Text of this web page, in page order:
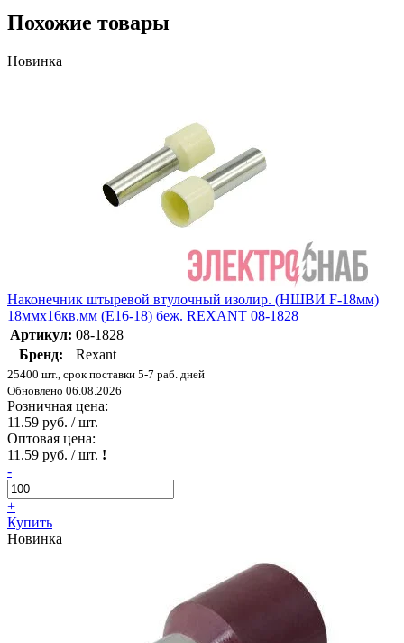
Похожие товары
Новинка
Наконечник штыревой втулочный изолир. (НШВИ F-18мм)
18ммх16кв.мм (E16-18) беж. REXANT 08-1828
Артикул: 08-1828
Бренд:
Rexant
25400 шт., срок поставки 5-7 раб. дней
Обновлено 06.08.2026
Розничная цена:
11.59 руб. / шт.
Оптовая цена:
11.59 руб. / шт. !
-
+
Купить
Новинка